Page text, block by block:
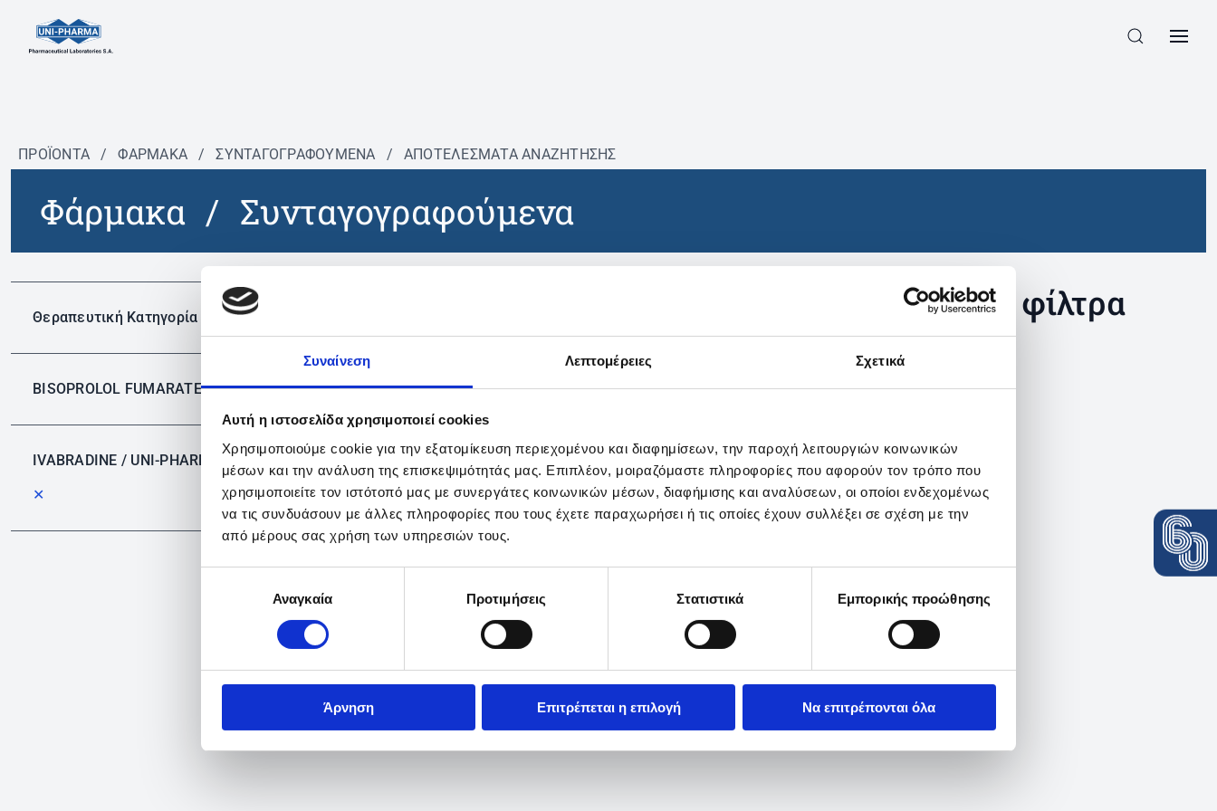
Συναίνεση Λεπτομέρειες Σχετικά
Αυτή η ιστοσελίδα χρησιμοποιεί cookies
Χρησιμοποιούμε cookie για την εξατομίκευση περιεχομένου και διαφημίσεων, την παροχή λειτουργιών κοινωνικών
μέσων και την ανάλυση της επισκεψιμότητάς μας. Επιπλέον, μοιραζόμαστε πληροφορίες που αφορούν τον τρόπο που
χρησιμοποιείτε τον ιστότοπό μας με συνεργάτες κοινωνικών μέσων, διαφήμισης και αναλύσεων, οι οποίοι ενδεχομένως
να τις συνδυάσουν με άλλες πληροφορίες που τους έχετε παραχωρήσει ή τις οποίες έχουν συλλέξει σε σχέση με την
από μέρους σας χρήση των υπηρεσιών τους.
συγκατάθεσηςΑναγκαία Προτιμήσεις Στατιστικά Εμπορικής προώθησης
Άρνηση Επιτρέπεται η επιλογή Να επιτρέπονται όλα
ΠΡΟΪΟΝΤΑ / ΦΆΡΜΑΚΑ / ΣΥΝΤΑΓΟΓΡΑΦΟΎΜΕΝΑ / ΑΠΟΤΕΛΕΣΜΑΤΑ ΑΝΑΖΗΤΗΣΗΣ
Φάρμακα / Συνταγογραφούμενα
Θεραπευτική Κατηγορία
BISOPROLOL FUMARATE✕
IVABRADINE / UNI-PHARMA
✕
Δεν βρέθηκαν προϊόντα με τα συγκεκριμένα φίλτρα